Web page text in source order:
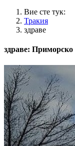
Вие сте тук:
Тракия
здраве
здраве: Приморско